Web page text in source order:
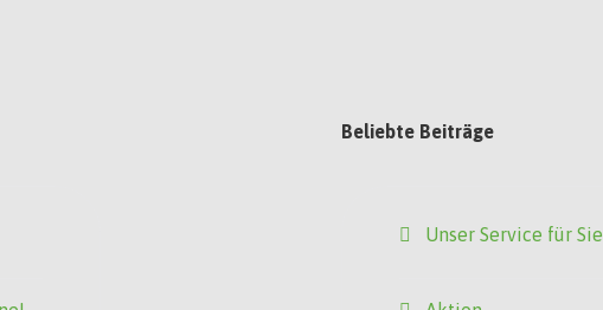
Beliebte Beiträge
Unser Service für Sie